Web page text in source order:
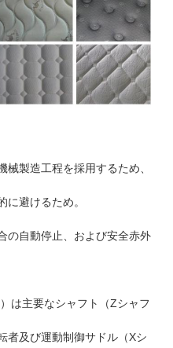
製造工程を採用するため、
避けるため。
の自動停止、および安全赤外
は主要なシャフト（Zシャフ
者及び運動制御サドル（Xシ